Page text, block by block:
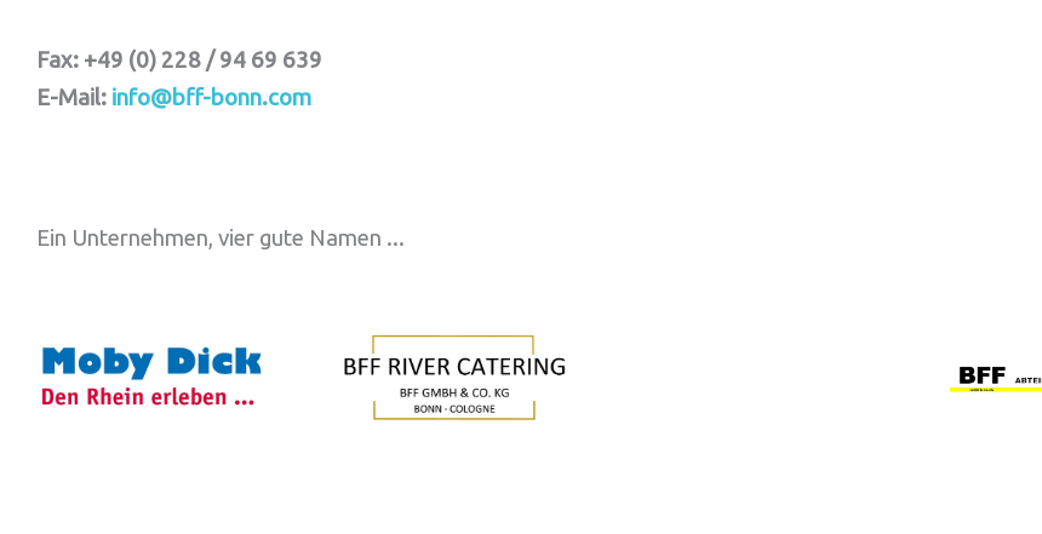
Fax: +49 (0) 228 / 94 69 639
E-Mail: info@bff-bonn.com
Ein Unternehmen, vier gute Namen ...